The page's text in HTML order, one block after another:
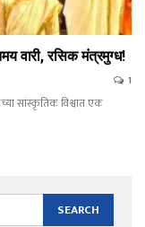
वारी, रसिक मंत्रमुग्ध!
1
सांस्कृतिक विश्वात एक